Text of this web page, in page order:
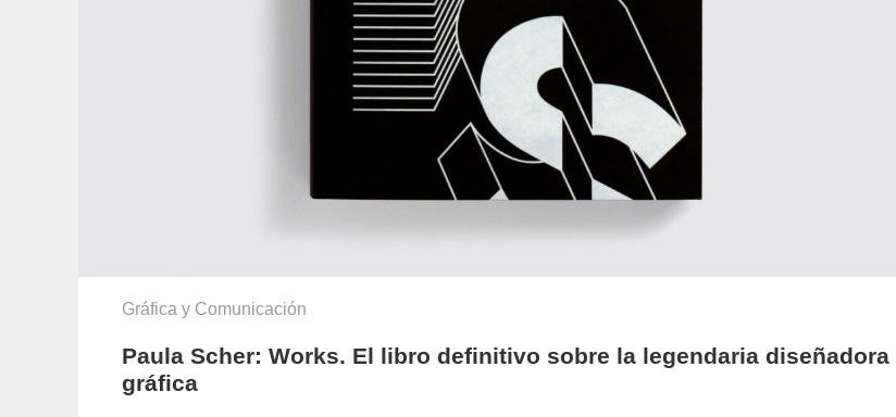
Gráfica y Comunicación
Paula Scher: Works. El libro definitivo sobre la legendaria diseñadora
gráfica